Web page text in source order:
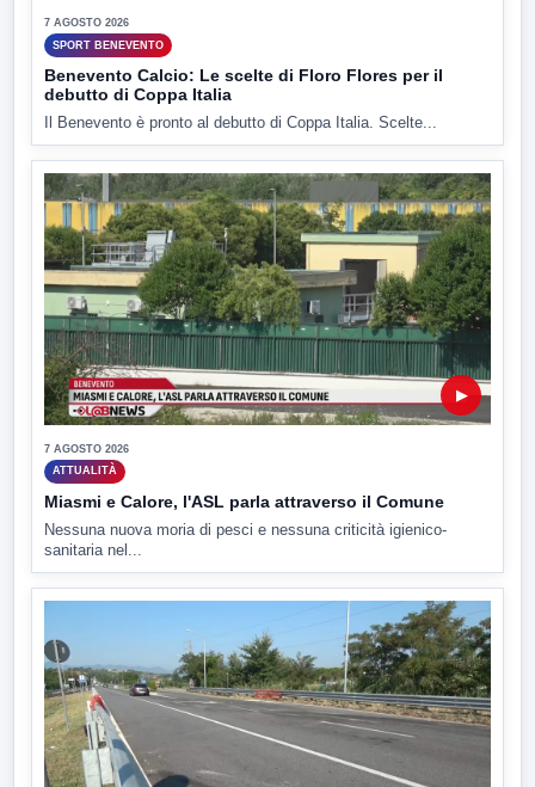
7 AGOSTO 2026
SPORT BENEVENTO
Benevento Calcio: Le scelte di Floro Flores per il
debutto di Coppa Italia
Il Benevento è pronto al debutto di Coppa Italia. Scelte...
▶
7 AGOSTO 2026
ATTUALITÀ
Miasmi e Calore, l'ASL parla attraverso il Comune
Nessuna nuova moria di pesci e nessuna criticità igienico-
sanitaria nel...